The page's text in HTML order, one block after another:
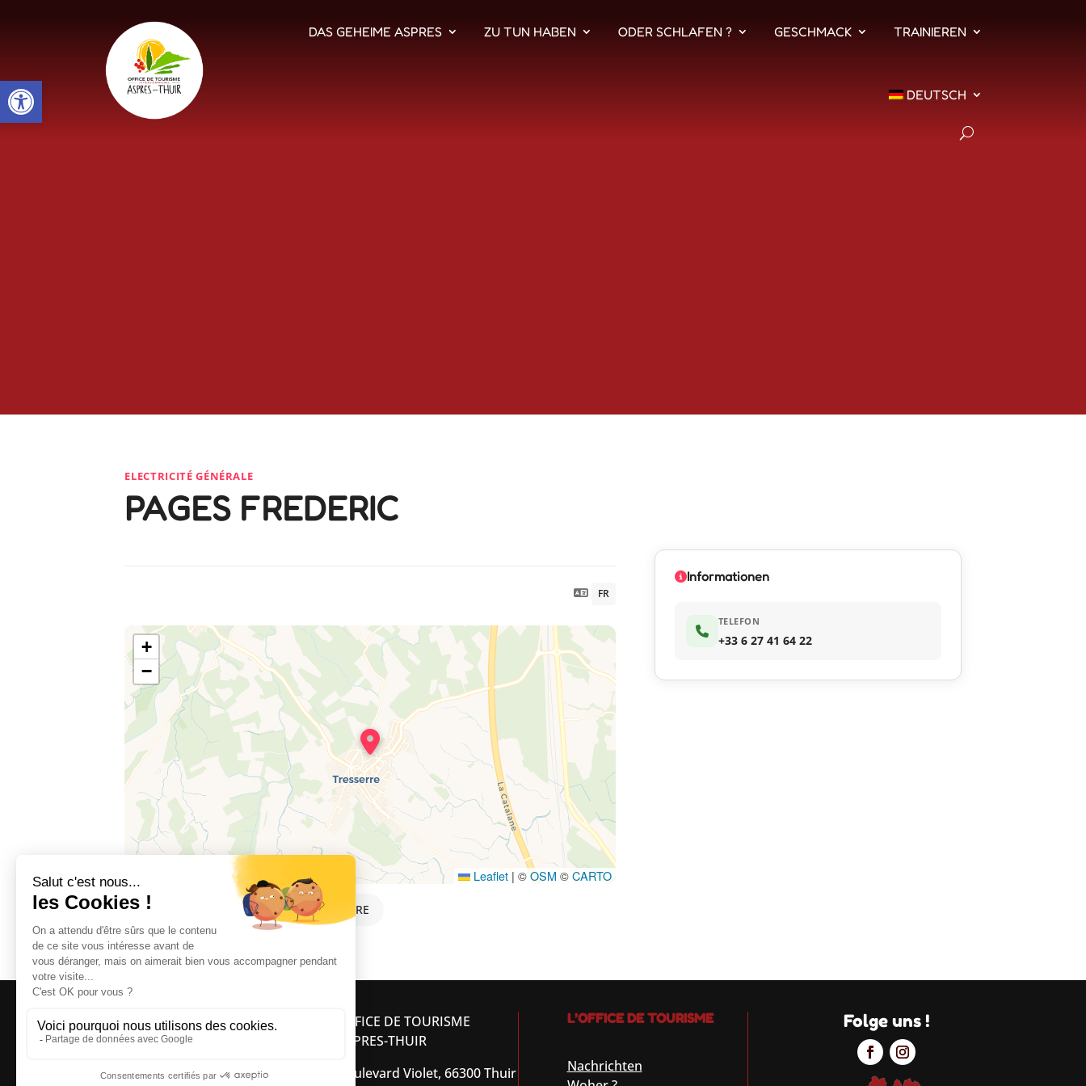
Open toolbar
DAS GEHEIME ASPRES ZU TUN HABEN ODER SCHLAFEN ? GESCHMACK TRAINIEREN
DEUTSCH
ELECTRICITÉ GÉNÉRALE
PAGES FREDERIC
FR
+
−
Leaflet | ©OSM ©CARTO
4 avenue des Tamaris, 66300 TRESSERRE
Informationen
TELEFON
+33 6 27 41 64 22
OFFICE DE TOURISME
ASPRES-THUIR
Boulevard Violet, 66300 Thuir
L’OFFICE DE TOURISME
Nachrichten
Folge uns !